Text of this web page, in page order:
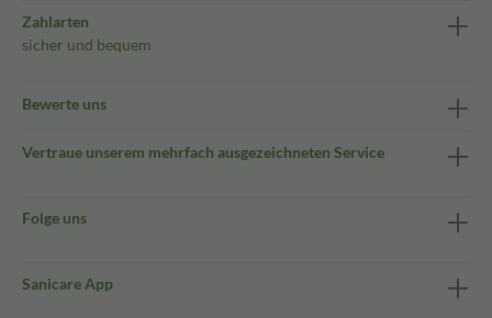
Zahlarten
sicher und bequem
Bewerte uns
Vertraue unserem mehrfach ausgezeichneten Service
Folge uns
Sanicare App